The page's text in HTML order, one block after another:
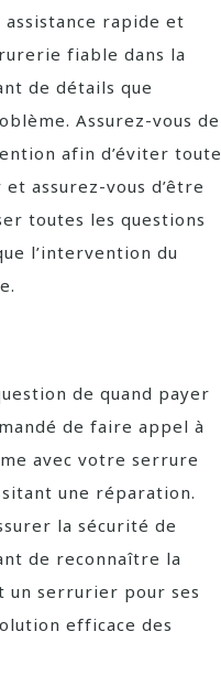
rapide et
fiable dans la
de détails que
Assurez-vous de
afin d’éviter toute
assurez-vous d’être
toutes les questions
l’intervention du
de quand payer
de faire appel à
avec votre serrure
une réparation.
la sécurité de
de reconnaître la
un serrurier pour ses
efficace des